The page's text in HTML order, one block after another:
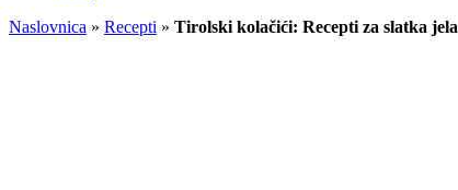
Naslovnica » Recepti » Tirolski kolačići: Recepti za slatka jela